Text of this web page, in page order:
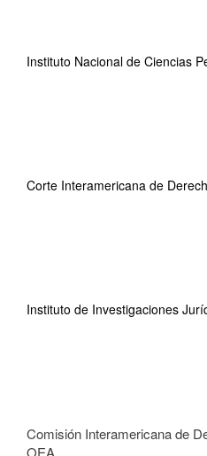
Instituto Nacional de Ciencias
Corte Interamericana de
Instituto de Investigaciones
Comisión Interamericana de
OEA